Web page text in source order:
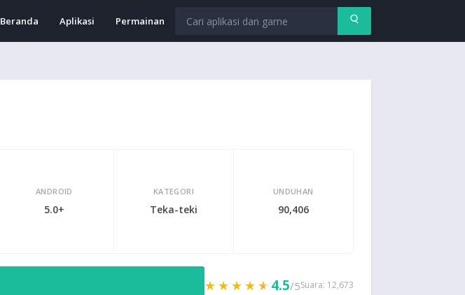
Beranda Aplikasi Permainan
ANDROID
5.0+
KATEGORI
Teka-teki
UNDUHAN
90,406
★★★★★
★★★★★ 4.5/5Suara: 12,673